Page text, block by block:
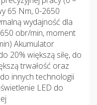
65 Nm, 0-2650
wydajność dla
obr/min, moment
Akumulator
20% większą siłę, do
trwałość oraz
innych technologii
LED do